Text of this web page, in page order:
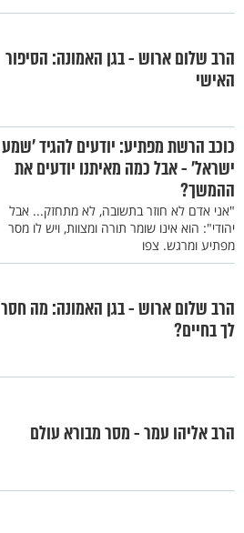
הרב שלום ארוש - בגן האמונה: הסיפור
האישי
כוכב הרשת מפתיע: יודעים להגיד ’שמע
ישראל’ - אבל כמה מאיתנו יודעים את
ההמשך?
"אני אדם לא חוזר בתשובה, לא מתחזק... אבל
יהודי": הוא אינו שומר תורה ומצוות, ויש לו מסר
מפתיע ומרגש. צפו
הרב שלום ארוש - בגן האמונה: מה חסר
לך בחיים?
הרב אליהו עמר - מסר מבורא עולם